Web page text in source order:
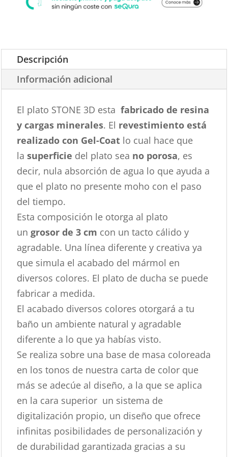
Descripción
Información adicional
El plato STONE 3D estafabricado de resina
y cargas minerales. El revestimiento está
realizado con Gel-Coat lo cual hace que
lasuperficie del plato sea no porosa, es
decir, nula absorción de agua lo que ayuda a
que el plato no presente moho con el paso
del tiempo.
Esta composición le otorga al plato
un grosor de 3 cm con un tacto cálido y
agradable. Una línea diferente y creativa ya
que simula el acabado del mármol en
diversos colores. El plato de ducha se puede
fabricar a medida.
El acabado diversos colores otorgará a tu
baño un ambiente natural y agradable
diferente a lo que ya habías visto.
Se realiza sobre una base de masa coloreada
en los tonos de nuestra carta de color que
más se adecúe al diseño, a la que se aplica
en la cara superior un sistema de
digitalización propio, un diseño que ofrece
infinitas posibilidades de personalización y
de durabilidad garantizada gracias a su